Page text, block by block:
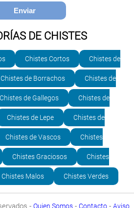
DE CHISTES
Chistes Cortos Chistes de
Chistes de Borrachos Chistes de
Chistes de Gallegos Chistes de
Chistes de Lepe Chistes de
Chistes de Vascos Chistes
Chistes Graciosos Chistes
Chistes Malos Chistes Verdes
- Quien Somos - Contacto - Aviso